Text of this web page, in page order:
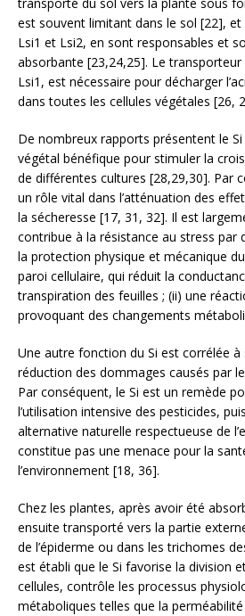
est souvent limitant dans le sol [22],
Lsi1 et Lsi2, en sont responsables et
absorbante [23,24,25]. Le
Lsi1, est nécessaire pour décharger
dans toutes les cellules végétales [26,
De nombreux rapports présentent le
végétal bénéfique pour stimuler la
de différentes cultures [28,29,30]. Par
un rôle vital dans l’atténuation des
la sécheresse [17, 31, 32]. Il est
contribue à la résistance au stress par
la protection physique et mécanique
paroi cellulaire, qui réduit la
transpiration des feuilles ; (ii) une
provoquant des changements
Une autre fonction du Si est corrélée à
réduction des dommages causés par
Par conséquent, le Si est un remède
l’utilisation intensive des pesticides,
alternative naturelle respectueuse de
constitue pas une menace pour la
l’environnement [18, 36].
Chez les plantes, après avoir été
ensuite transporté vers la partie
de l’épiderme ou dans les trichomes
est établi que le Si favorise la division
cellules, contrôle les processus
métaboliques telles que la